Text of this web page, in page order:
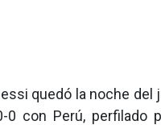
quedó la noche
0 con Perú, perfilado